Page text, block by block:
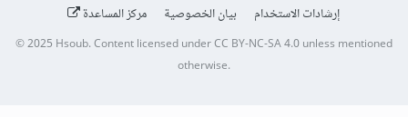
إرشادات الاستخدام
بيان الخصوصية مركز المساعدة
© 2025Hsoub.Content licensed underCC BY-NC-SA 4.0unless mentioned
otherwise.